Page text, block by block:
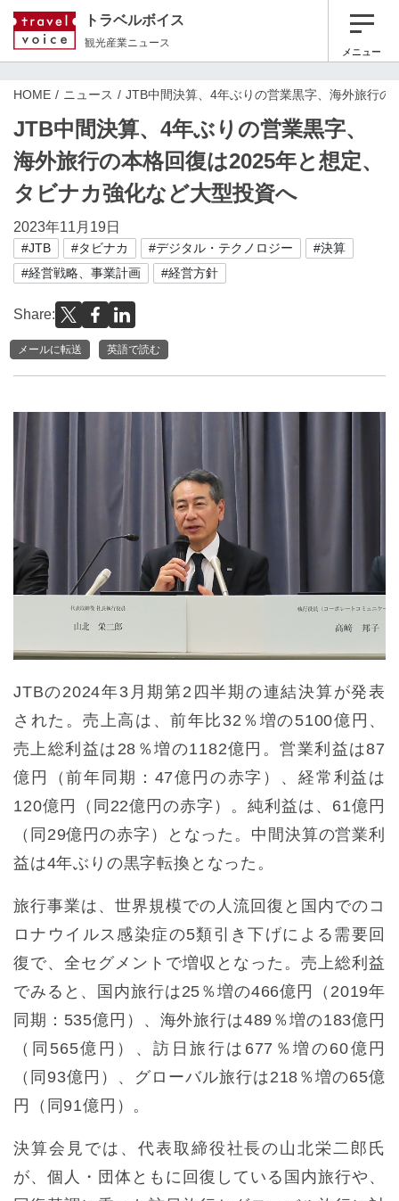
トラベルボイス
観光産業ニュース
メニュー
HOME ニュース JTB中間決算、4年ぶりの営業黒字、海外旅行
JTB中間決算、4年ぶりの営業黒字、
海外旅行の本格回復は2025年と想定、
タビナカ強化など大型投資へ
2023年11月19日
#JTB #タビナカ #デジタル・テクノロジー
#決算
#経営戦略、事業計画
#経営方針
Share:
メールに転送 英語で読む
JTBの2024年3月期第2四半期の連結決算が発表
された。売上高は、前年比32％増の5100億円、
売上総利益は28％増の1182億円。営業利益は87
億円（前年同期：47億円の赤字）、経常利益は
120億円（同22億円の赤字）。純利益は、61億円
（同29億円の赤字）となった。中間決算の営業利
益は4年ぶりの黒字転換となった。
旅行事業は、世界規模での人流回復と国内でのコ
ロナウイルス感染症の5類引き下げによる需要回
復で、全セグメントで増収となった。売上総利益
でみると、国内旅行は25％増の466億円（2019年
同期：535億円）、海外旅行は489％増の183億円
（同565億円）、訪日旅行は677％増の60億円
（同93億円）、グローバル旅行は218％増の65億
円（同91億円）。
決算会見では、代表取締役社長の山北栄二郎氏
が、個人・団体ともに回復している国内旅行や、